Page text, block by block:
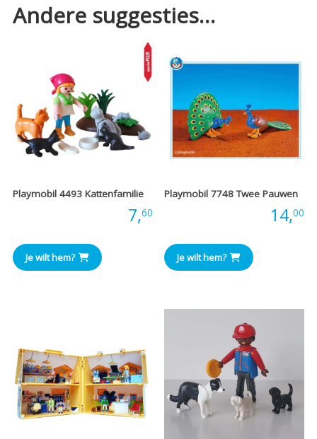
Andere suggesties…
Playmobil 4493 Kattenfamilie
7,60
Je wilt hem?
Playmobil 7748 Twee Pauwen
14,00
Je wilt hem?